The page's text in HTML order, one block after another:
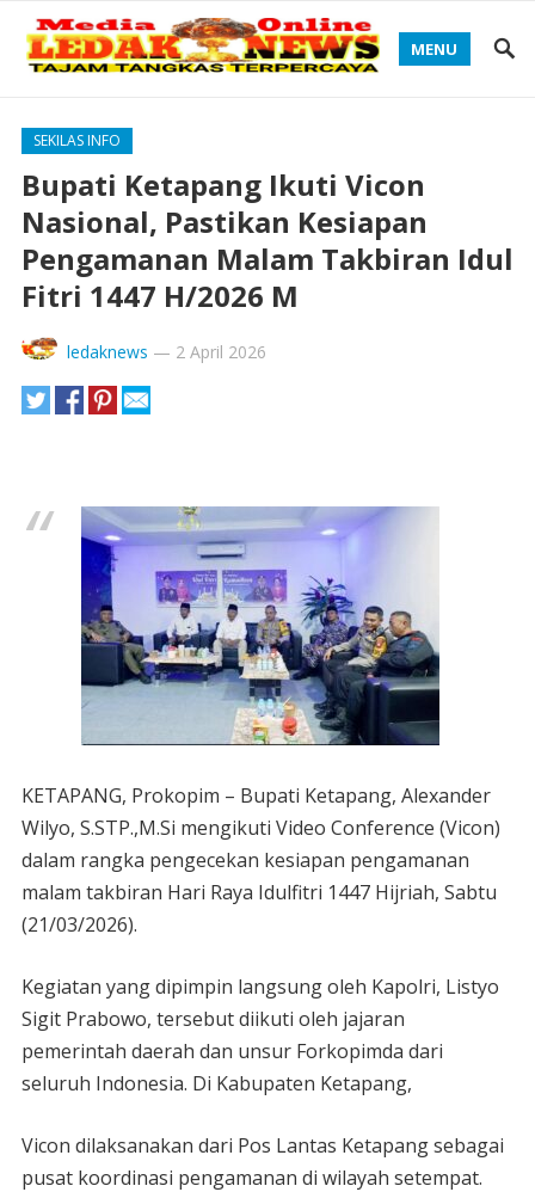
MENU
SEKILAS INFO
Bupati Ketapang Ikuti Vicon
Nasional, Pastikan Kesiapan
Pengamanan Malam Takbiran Idul
Fitri 1447 H/2026 M
ledaknews — 2 April 2026
KETAPANG, Prokopim – Bupati Ketapang, Alexander
Wilyo, S.STP.,M.Si mengikuti Video Conference (Vicon)
dalam rangka pengecekan kesiapan pengamanan
malam takbiran Hari Raya Idulfitri 1447 Hijriah, Sabtu
(21/03/2026).
Kegiatan yang dipimpin langsung oleh Kapolri, Listyo
Sigit Prabowo, tersebut diikuti oleh jajaran
pemerintah daerah dan unsur Forkopimda dari
seluruh Indonesia. Di Kabupaten Ketapang,
Vicon dilaksanakan dari Pos Lantas Ketapang sebagai
pusat koordinasi pengamanan di wilayah setempat.